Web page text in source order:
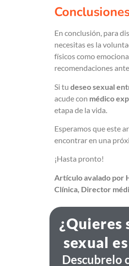
En conclusión, para
necesitas es la
físicos como
recomendaciones
Si tu deseo sexual
acude con médico
etapa de la vida.
Esperamos que este
encontrar en una
¡Hasta pronto!
Artículo avalado por
Clínica, Director
¿Quieres
sexual
Descubrelo